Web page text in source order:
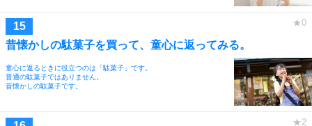
昔懐かしの駄菓子を買って、童心に返ってみる。
童心に返るときに役立つのは「駄菓子」です。
普通の駄菓子ではありません。
昔懐かしの駄菓子です。